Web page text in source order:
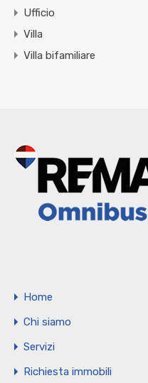
Ufficio
Villa
Villa bifamiliare
Home
Chi siamo
Servizi
Richiesta immobili